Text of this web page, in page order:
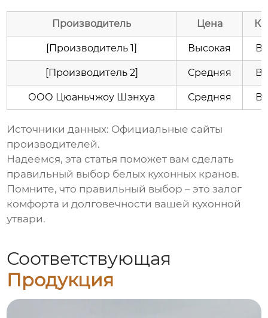
Производитель Цена
[Производитель 1] Высокая
[Производитель 2] Средняя
ООО Цюаньчжоу Шэнхуа Средняя
Источники данных: Официальные сайты
производителей.
Надеемся, эта статья поможет вам сделать
правильный выбор белых кухонных кранов.
Помните, что правильный выбор – это залог
комфорта и долговечности вашей кухонной
утвари.
Соответствующая
Продукция